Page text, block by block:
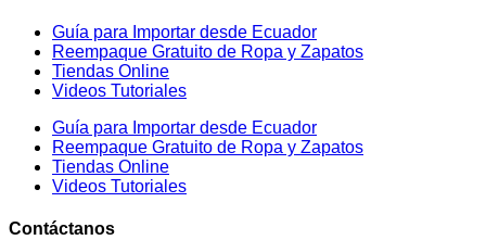
Guía para Importar desde Ecuador
Reempaque Gratuito de Ropa y Zapatos
Tiendas Online
Videos Tutoriales
Guía para Importar desde Ecuador
Reempaque Gratuito de Ropa y Zapatos
Tiendas Online
Videos Tutoriales
Contáctanos